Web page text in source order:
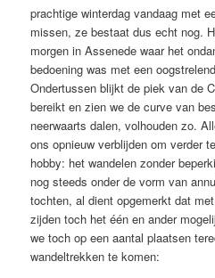
prachtige winterdag vandaag met
missen, ze bestaat dus echt nog.
morgen in Assenede waar het
bedoening was met een
Ondertussen blijkt de piek van de
bereikt en zien we de curve van
neerwaarts dalen, volhouden zo.
ons opnieuw verblijden om verder
hobby: het wandelen zonder
nog steeds onder de vorm van
tochten, al dient opgemerkt dat
zijden toch het één en ander
we toch op een aantal plaatsen
wandeltrekken te komen: